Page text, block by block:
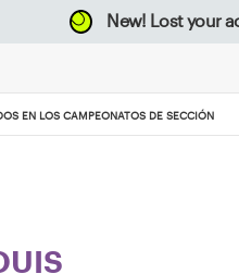
New! Lost your
EN LOS CAMPEONATOS DE SECCIÓN